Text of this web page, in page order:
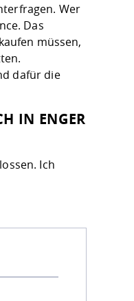
Wer
Das
müssen,
dafür die
IN ENGER
Ich